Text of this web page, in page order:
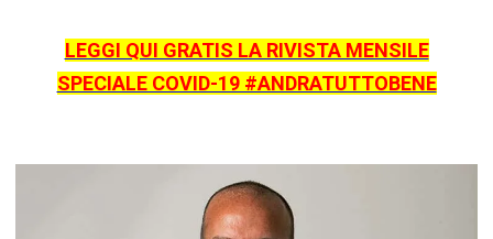
LEGGI QUI GRATIS LA RIVISTA MENSILE
SPECIALE COVID-19 #ANDRATUTTOBENE